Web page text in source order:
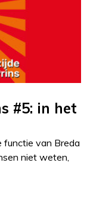
#5: in het
functie van Breda
niet weten,